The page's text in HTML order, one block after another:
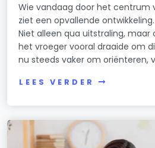
Wie vandaag door het centrum
ziet een opvallende
Niet alleen qua uitstraling, maar
het vroeger vooral draaide om
nu steeds vaker om oriënteren,
LEES VERDER